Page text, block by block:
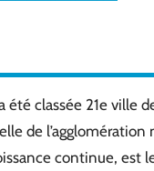
été classée 21e ville
de
continue, est